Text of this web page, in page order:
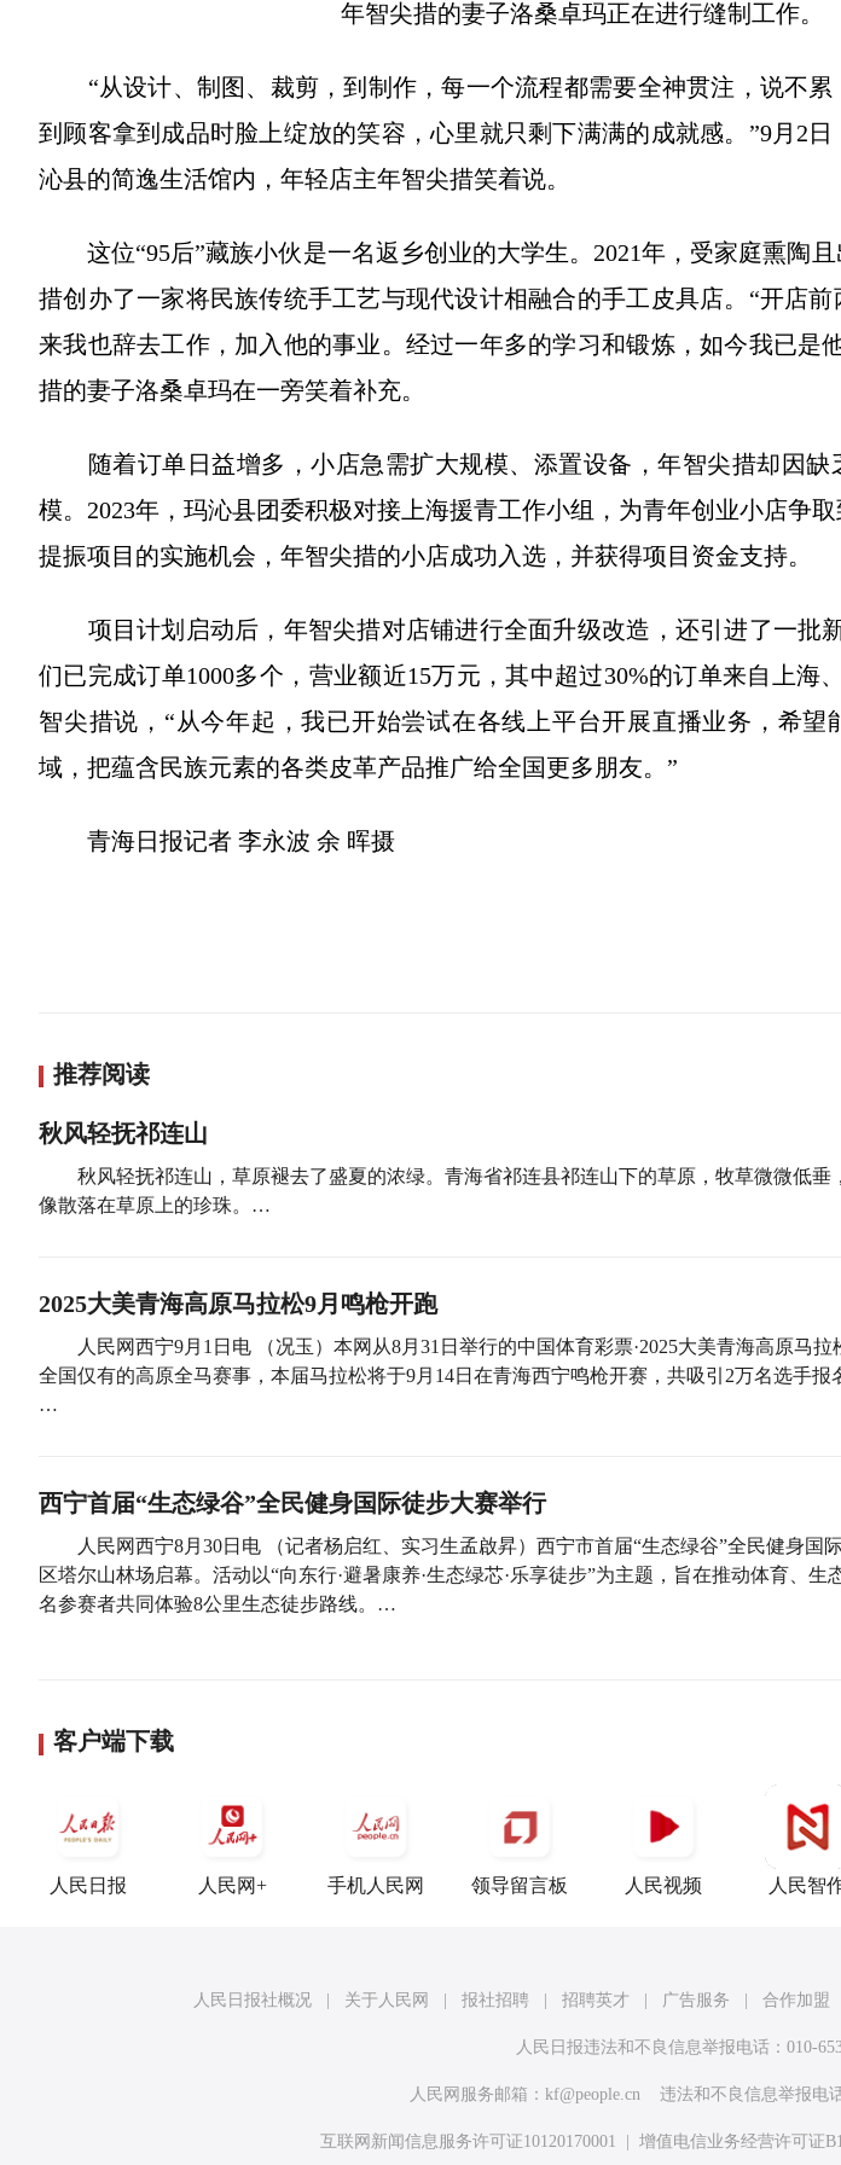
年智尖措的妻子洛桑卓玛正在进行缝制工作。
“从设计、制图、裁剪，到制作，每一个流程都需要全神贯注，说不累
到顾客拿到成品时脸上绽放的笑容，心里就只剩下满满的成就感。”9月2
沁县的简逸生活馆内，年轻店主年智尖措笑着说。
这位“95后”藏族小伙是一名返乡创业的大学生。2021年，受家庭熏陶且
措创办了一家将民族传统手工艺与现代设计相融合的手工皮具店。“开店
来我也辞去工作，加入他的事业。经过一年多的学习和锻炼，如今我已是
措的妻子洛桑卓玛在一旁笑着补充。
随着订单日益增多，小店急需扩大规模、添置设备，年智尖措却因缺
模。2023年，玛沁县团委积极对接上海援青工作小组，为青年创业小店争
提振项目的实施机会，年智尖措的小店成功入选，并获得项目资金支持。
项目计划启动后，年智尖措对店铺进行全面升级改造，还引进了一批
们已完成订单1000多个，营业额近15万元，其中超过30%的订单来自上海
智尖措说，“从今年起，我已开始尝试在各线上平台开展直播业务，希望
域，把蕴含民族元素的各类皮革产品推广给全国更多朋友。”
青海日报记者 李永波 余 晖摄
推荐阅读
秋风轻抚祁连山
秋风轻抚祁连山，草原褪去了盛夏的浓绿。青海省祁连县祁连山下的草原，牧草微微低垂
像散落在草原上的珍珠。…
2025大美青海高原马拉松9月鸣枪开跑
人民网西宁9月1日电 （况玉）本网从8月31日举行的中国体育彩票·2025大美青海高原马
全国仅有的高原全马赛事，本届马拉松将于9月14日在青海西宁鸣枪开赛，共吸引2万名选手报
…
西宁首届“生态绿谷”全民健身国际徒步大赛举行
人民网西宁8月30日电 （记者杨启红、实习生孟啟昇）西宁市首届“生态绿谷”全民健身国
区塔尔山林场启幕。活动以“向东行·避暑康养·生态绿芯·乐享徒步”为主题，旨在推动体育、生
名参赛者共同体验8公里生态徒步路线。…
客户端下载
人民日报 人民网+ 手机人民网 领导留言板 人民视频 人民智
人民日报社概况 关于人民网 报社招聘 招聘英才 广告服务 合作加盟
人民日报违法和不良信息举报电话：010-
人民网服务邮箱： kf@people.cn 违法和不良信息举报电
互联网新闻信息服务许可证10120170001 增值电信业务经营许可证